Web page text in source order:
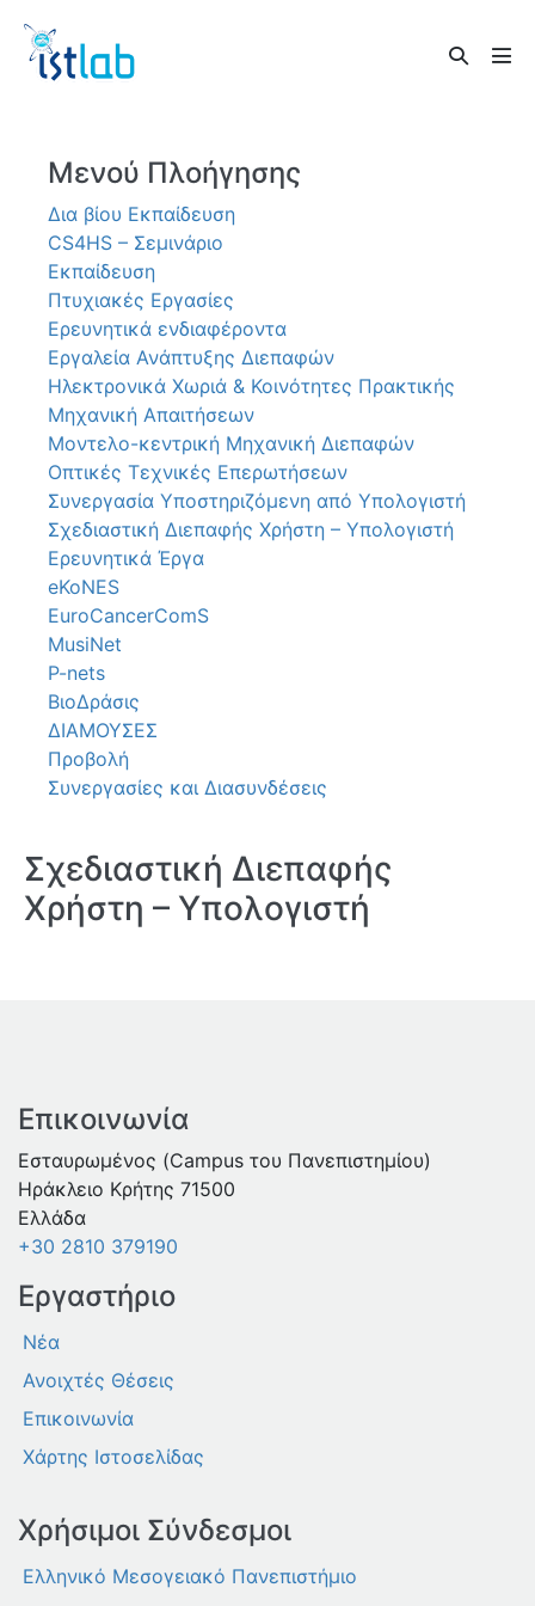
content
Search
Μενού Πλοήγησης
Δια βίου Εκπαίδευση
CS4HS – Σεμινάριο
Εκπαίδευση
Πτυχιακές Εργασίες
Ερευνητικά ενδιαφέροντα
Εργαλεία Ανάπτυξης Διεπαφών
Ηλεκτρονικά Χωριά & Κοινότητες Πρακτικής
Μηχανική Απαιτήσεων
Μοντελο-κεντρική Μηχανική Διεπαφών
Οπτικές Τεχνικές Επερωτήσεων
Συνεργασία Υποστηριζόμενη από Υπολογιστή
Σχεδιαστική Διεπαφής Χρήστη – Υπολογιστή
Ερευνητικά Έργα
eKoNES
EuroCancerComS
MusiNet
P-nets
ΒιοΔράσις
ΔΙΑΜΟΥΣΕΣ
Προβολή
Συνεργασίες και Διασυνδέσεις
Σχεδιαστική Διεπαφής
Χρήστη – Υπολογιστή
Επικοινωνία
Εσταυρωμένος (Campus του Πανεπιστημίου)
Ηράκλειο Κρήτης 71500
Ελλάδα
+30 2810 379190
Εργαστήριο
Νέα
Ανοιχτές Θέσεις
Επικοινωνία
Χάρτης Ιστοσελίδας
Χρήσιμοι Σύνδεσμοι
Ελληνικό Μεσογειακό Πανεπιστήμιο